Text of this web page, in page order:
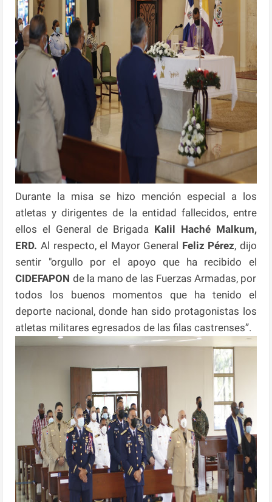
Durante la misa se hizo mención especial a los
atletas y dirigentes de la entidad fallecidos, entre
ellos el General de Brigada Kalil Haché Malkum,
ERD. Al respecto, el Mayor General Feliz Pérez, dijo
sentir "orgullo por el apoyo que ha recibido el
CIDEFAPON de la mano de las Fuerzas Armadas, por
todos los buenos momentos que ha tenido el
deporte nacional, donde han sido protagonistas los
atletas militares egresados de las filas castrenses”.